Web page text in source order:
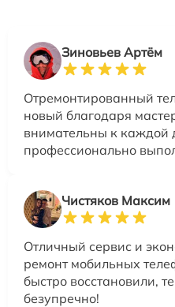
Зиновьев Артём
Отремонтированный
новый благодаря
внимательны к каждой
профессионально
Чистяков Максим
Отличный сервис и
ремонт мобильных
быстро восстановили,
безупречно!